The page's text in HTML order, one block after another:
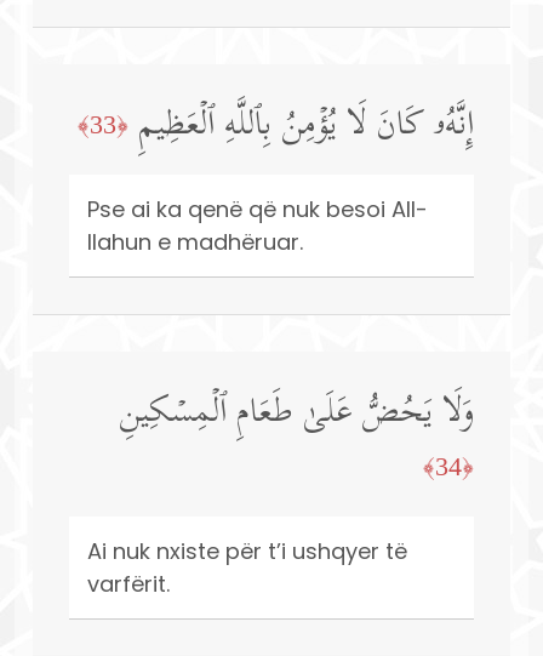
إِنَّهُۥ كَانَ لَا یُؤۡمِنُ بِٱللَّهِ ٱلۡعَظِیمِ ﴿33﴾
Pse ai ka qenë që nuk besoi All-
llahun e madhëruar.
وَلَا یَحُضُّ عَلَىٰ طَعَامِ ٱلۡمِسۡكِینِ
﴿34﴾
Ai nuk nxiste për t’i ushqyer të
varfërit.